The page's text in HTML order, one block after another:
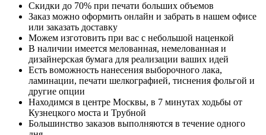
Скидки до 70% при печати больших объемов
Заказ можно оформить онлайн и забрать в нашем офисе
или заказать доставку
Можем изготовить при вас с небольшой наценкой
В наличии имеется мелованная, немелованная и
дизайнерская бумага для реализации ваших идей
Есть воможность нанесения выборочного лака,
ламинации, печати шелкографией, тиснения фольгой и
другие опции
Находимся в центре Москвы, в 7 минутах ходьбы от
Кузнецкого моста и Трубной
Большинство заказов выполняются в течение одного